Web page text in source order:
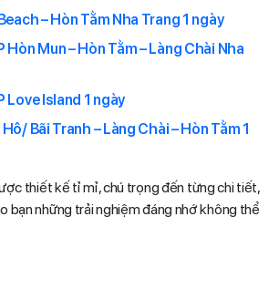
– Hòn Tằm Nha Trang 1 ngày
Hòn Mun – Hòn Tằm – Làng Chài Nha
Love Island 1 ngày
Bãi Tranh – Làng Chài – Hòn Tằm 1
thiết kế tỉ mỉ, chú trọng đến từng chi tiết,
bạn những trải nghiệm đáng nhớ không thể